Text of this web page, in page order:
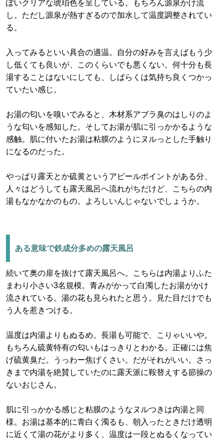
ぽいクリアな琥珀色を呈している。もちろん源泉かけ流
し。ただし源泉が熱すぎるので加水して温度調整されてい
る。
入ってみるといい具合の適温。自分の好みを言えばもう少
し低くても良いが、このくらいでも悪くない。何十分も長
湯することはないにしても、しばらくは気持ち良くつかっ
ていたい感じ。
お湯の匂いを嗅いでみると、木材系アブラ臭のはしりのよ
うな匂いを感知した。そしてお湯が肌に引っかかるような
感触。肌に付いたお湯は粘膜のようにヌルっとした手触り
になるのだった。
やっぱり露天とか硫黄というアピールポイントがある分、
人々はどうしても露天風呂へ流れがちだけど、こちらの内
湯もなかなかのもの。よろしいんじゃないでしょうか。
ある意味で鉄成分多めの露天風呂
続いて奥の扉を抜けて露天風呂へ。こちらは内湯よりふた
まわり小さい3名規模。青みがかって白濁したお湯がかけ
流されている。湯の花も見られたと思う。見た目だけでも
う人を惹きつける。
温度は内湯よりもぬるめ。長湯も可能で、こりゃいいや。
もちろん硫黄特有の匂いもはっきりとわかる。正確には焦
げ硫黄臭だ。うっわー焦げくさい。だがそれがいい。さっ
きまで内湯を絶賛していたのに露天派に鞍替えする節操の
ないおじさん。
肌に引っかかる感じと粘膜のようなヌルつきは内湯と同
様。お湯は基本的に青白く濁るも、朝入ったときだけ透明
に近くて湯の花がより多く、温度は一段とぬるくなってい